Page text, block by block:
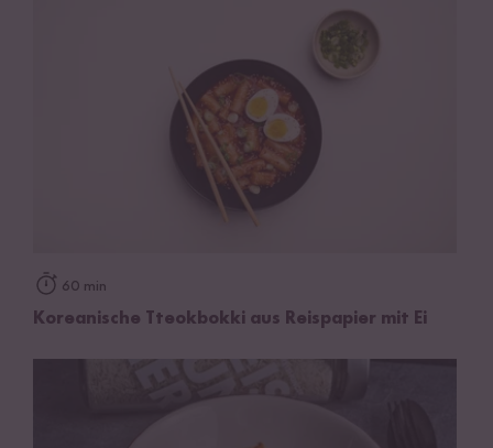
60 min
Koreanische Tteokbokki aus Reispapier mit Ei